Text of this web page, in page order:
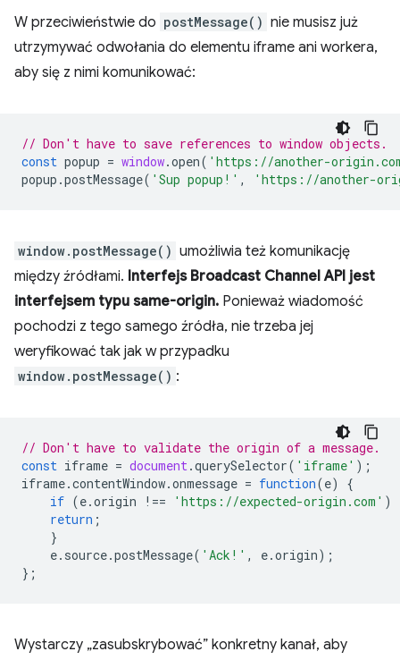
W przeciwieństwie do postMessage() nie musisz już
utrzymywać odwołania do elementu iframe ani workera,
aby się z nimi komunikować:
// Don't have to save references to window objects.
const popup = window.open( 'https://another-
popup .postMessage( 'Sup popup!' , 'https://another-
window.postMessage() umożliwia też komunikację
między źródłami. Interfejs Broadcast Channel API jest
interfejsem typu same-origin. Ponieważ wiadomość
pochodzi z tego samego źródła, nie trzeba jej
weryfikować tak jak w przypadku
window.postMessage() :
// Don't have to validate the origin of a message.
const iframe = document.querySelector( 'iframe' );
iframe.contentWindow.onmessage = function(e)
{
if (e.origin !== 'https://expected-origin.com' )
return ;
}
e. source.postMessage( 'Ack!' , e.origin);
};
Wystarczy „zasubskrybować” konkretny kanał, aby